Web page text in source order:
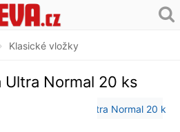
Klasické vložky
Normal 20 ks